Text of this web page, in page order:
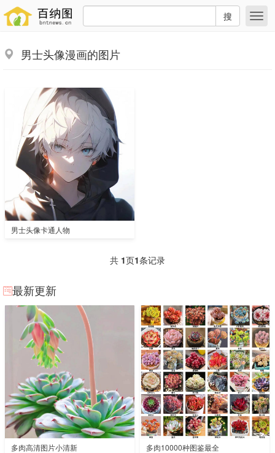
搜
男士头像漫画的图片
男士头像卡通人物
共 1页1条记录
最新更新
多肉高清图片小清新 多肉10000种图鉴最全